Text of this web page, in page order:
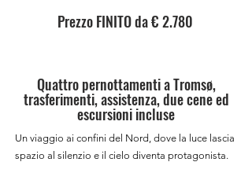
Prezzo FINITO da € 2.780
Quattro pernottamenti a Tromsø,
trasferimenti, assistenza, due cene ed
escursioni incluse
Un viaggio ai confini del Nord, dove la luce lascia
spazio al silenzio e il cielo diventa protagonista.